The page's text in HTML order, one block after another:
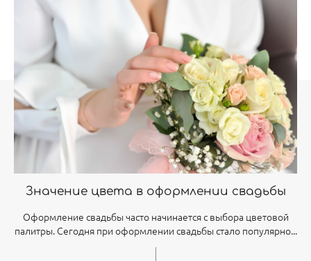
Значение цвета в оформлении свадьбы
Оформление свадьбы часто начинается с выбора цветовой
палитры. Сегодня при оформлении свадьбы стало популярно...